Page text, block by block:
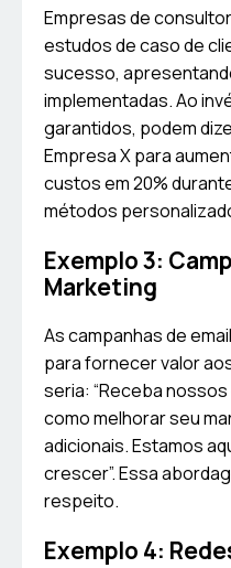
Empresas de
estudos de caso de
sucesso,
implementadas. Ao
garantidos, podem
Empresa X para
custos em 20%
métodos
Exemplo 3:
Marketing
As campanhas de
para fornecer valor
seria: “Receba
como melhorar seu
adicionais. Estamos
crescer”. Essa
respeito.
Exemplo 4: